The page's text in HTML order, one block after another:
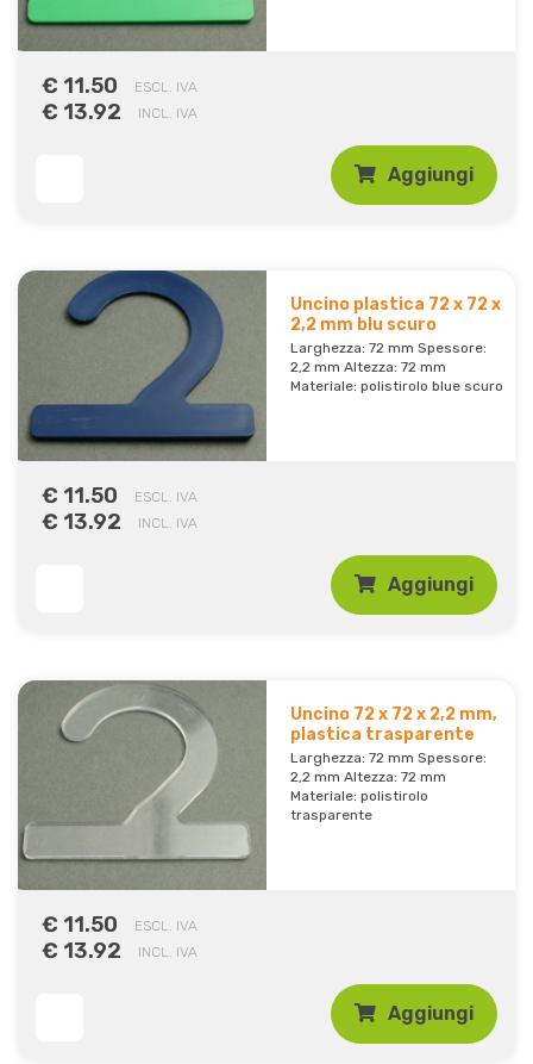
€ 11.50 ESCL. IVA
€ 13.92 INCL. IVA
Aggiungi
Uncino plastica 72 x 72 x
2,2 mm blu scuro
Larghezza: 72 mm Spessore:
2,2 mm Altezza: 72 mm
Materiale: polistirolo blue scuro
€ 11.50 ESCL. IVA
€ 13.92 INCL. IVA
Aggiungi
Uncino 72 x 72 x 2,2 mm,
plastica trasparente
Larghezza: 72 mm Spessore:
2,2 mm Altezza: 72 mm
Materiale: polistirolo
trasparente
€ 11.50 ESCL. IVA
€ 13.92 INCL. IVA
Aggiungi